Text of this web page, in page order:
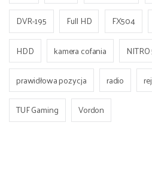
DVR-195
Full HD FX504
HDD
kamera cofania NITRO
prawidłowa pozycja
radio
TUF Gaming
Vordon